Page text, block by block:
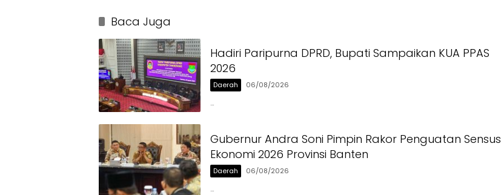
Baca Juga
Hadiri Paripurna DPRD, Bupati Sampaikan KUA PPAS
2026
Daerah 06/08/2026
…
Gubernur Andra Soni Pimpin Rakor Penguatan Sensus
Ekonomi 2026 Provinsi Banten
Daerah 06/08/2026
…